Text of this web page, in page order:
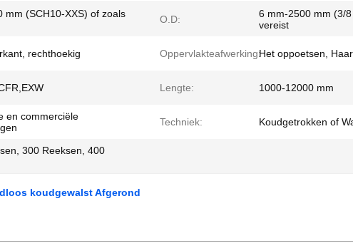
mm (SCH10-XXS) of zoals
O.D:
6 mm-2500 mm (3/
vereist
rechthoekig Oppervlakteafwerking:Het oppoetsen,
Lengte: 1000-12000 mm
en commerciële
Techniek: Koudgetrokken of
300 Reeksen, 400
koudgewalst Afgerond